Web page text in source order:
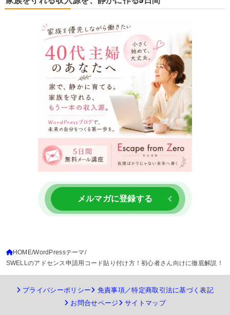
メルマガに登録する
HOME WordPressテーマ
SWELLのアドセンス申請用コード貼り付け方！初心者さん向けに徹底解説！
プライバシーポリシー
免責事項／特定商取引法に基づく表記
お問合せページ
サイトマップ